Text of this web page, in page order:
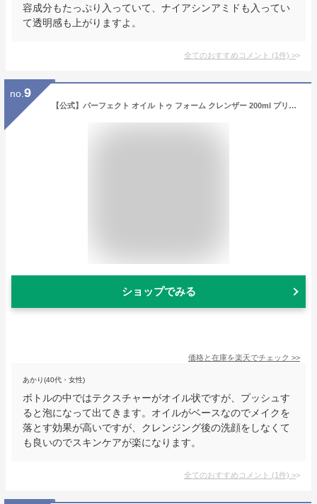
容成分もたっぷり入っていて、ナイアシンアミドも入ってい
て透明感も上がりますよ。
全てのおすすめコメント (1件) >
no. 9
【公式】パーフェクト オイル トゥ フォーム クレンザー 200ml プリメラ コスメ 韓国コスメ クレンジング 洗顔不要 ダブル洗顔 W洗顔 洗顔フォーム 泡洗顔 メイク落とし フェイシャル 毛穴ケア 乾燥肌 肌荒れ
ショップでみる
価格と在庫を楽天でチェック >>
あかり(40代・女性)
ボトルの中ではテクスチャーがオイル状ですが、プッシュす
ると泡になって出てきます。オイルがベースなのでメイクを
落とす効果が高いですが、クレンジング後の洗顔をしなくて
も良いのでスキンケアが楽になります。
全てのおすすめコメント (1件) >